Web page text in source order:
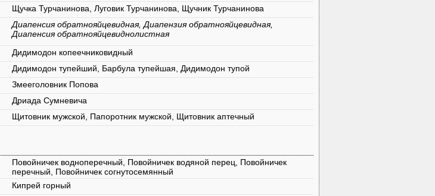
Щучка Турчанинова, Луговик Турчанинова, Щучник Турчанинова
Диапенсия обратнояйцевидная, Диапензия обратнояйцевидная,
Диапенсия обратнояйцевиднолистная
Дидимодон копеечниковидный
Дидимодон тупейший, Барбула тупейшая, Дидимодон тупой
Змееголовник Попова
Дриада Сумневича
Щитовник мужской, Папоротник мужской, Щитовник аптечный
Повойничек водноперечный, Повойничек водяной перец, Повойничек
перечный, Повойничек согнутосемянный
Кипрей горный